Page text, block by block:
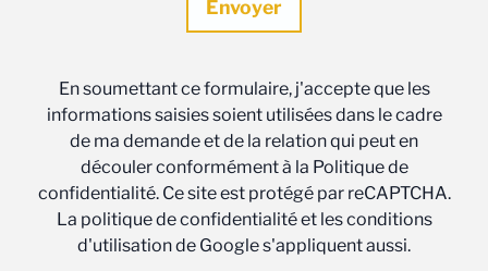
En soumettant ce formulaire, j'accepte que les
informations saisies soient utilisées dans le cadre
de ma demande et de la relation qui peut en
découler conformément à la Politique de
confidentialité. Ce site est protégé par reCAPTCHA.
La politique de confidentialité et les conditions
d'utilisation de Google s'appliquent aussi.